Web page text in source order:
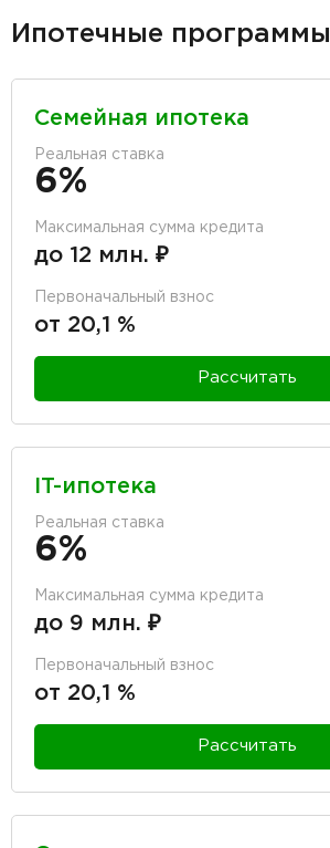
Ипотечные программы
Семейная ипотека
Реальная ставка
6%
Максимальная сумма кредита
до 12 млн. ₽
Первоначальный взнос
от 20,1 %
Рассчитать
IT-ипотека
Реальная ставка
6%
Максимальная сумма кредита
до 9 млн. ₽
Первоначальный взнос
от 20,1 %
Рассчитать